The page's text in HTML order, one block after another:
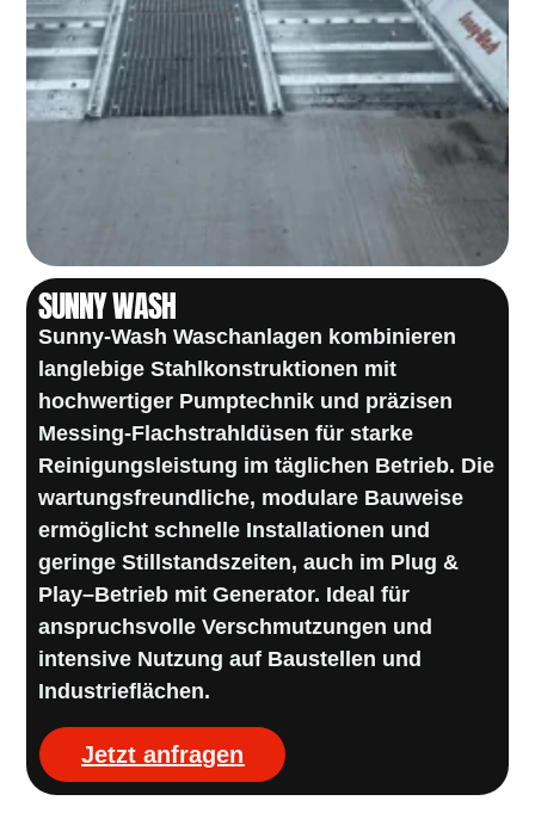
SUNNY WASH
Sunny-Wash Waschanlagen kombinieren
langlebige Stahlkonstruktionen mit
hochwertiger Pumptechnik und präzisen
Messing-Flachstrahldüsen für starke
Reinigungsleistung im täglichen Betrieb. Die
wartungsfreundliche, modulare Bauweise
ermöglicht schnelle Installationen und
geringe Stillstandszeiten, auch im Plug &
Play–Betrieb mit Generator. Ideal für
anspruchsvolle Verschmutzungen und
intensive Nutzung auf Baustellen und
Industrieflächen.
Jetzt anfragen